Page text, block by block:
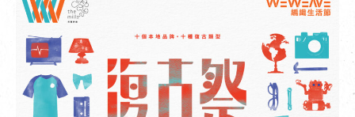
導賞團
體驗
走進南豐紗廠
CHAT六廠
南豐作坊
其他體驗
到訪我們
開放時間及位置
穿梭巴士服務
停車場
NF TOUCH